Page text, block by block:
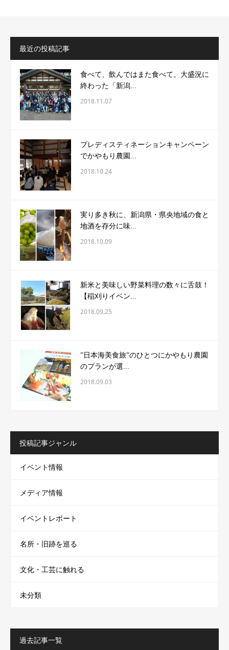
最近の投稿記事
食べて、飲んではまた食べて。大盛況に
終わった「新潟...
2018.11.07
プレディスティネーションキャンペーン
でかやもり農園...
2018.10.24
実り多き秋に、新潟県・県央地域の食と
地酒を存分に味...
2018.10.09
新米と美味しい野菜料理の数々に舌鼓！
【稲刈りイベン...
2018.09.25
”日本海美食旅”のひとつにかやもり農園
のプランが選...
2018.09.03
投稿記事ジャンル
イベント情報
メディア情報
イベントレポート
名所・旧跡を巡る
文化・工芸に触れる
未分類
過去記事一覧